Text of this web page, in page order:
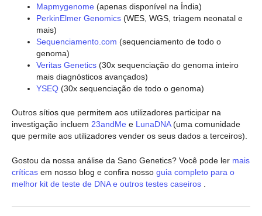
Mapmygenome (apenas disponível na Índia)
PerkinElmer Genomics (WES, WGS, triagem neonatal e
mais)
Sequenciamento.com (sequenciamento de todo o
genoma)
Veritas Genetics (30x sequenciação do genoma inteiro
mais diagnósticos avançados)
YSEQ (30x sequenciação de todo o genoma)
Outros sítios que permitem aos utilizadores participar na
investigação incluem 23andMe e LunaDNA(uma comunidade
que permite aos utilizadores vender os seus dados a terceiros).
Gostou da nossa análise da Sano Genetics? Você pode ler mais
críticas em nosso blog e confira nosso guia completo para o
melhor kit de teste de DNA e outros testes caseiros .